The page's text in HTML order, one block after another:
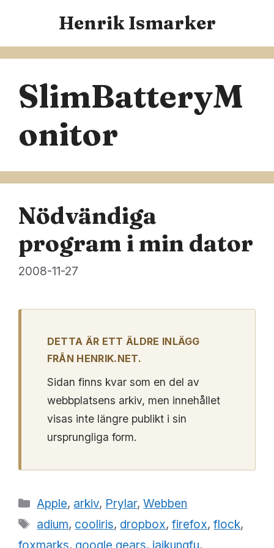
Henrik Ismarker
SlimBatteryM
onitor
Nödvändiga
program i min dator
2008-11-27
DETTA ÄR ETT ÄLDRE INLÄGG
FRÅN HENRIK.NET.
Sidan finns kvar som en del av
webbplatsens arkiv, men innehållet
visas inte längre publikt i sin
ursprungliga form.
Kategorier
Apple, arkiv, Prylar,Webben
Etiketter
adium, cooliris, dropbox,firefox,flock,
foxmarks, google gears, jaikungfu,